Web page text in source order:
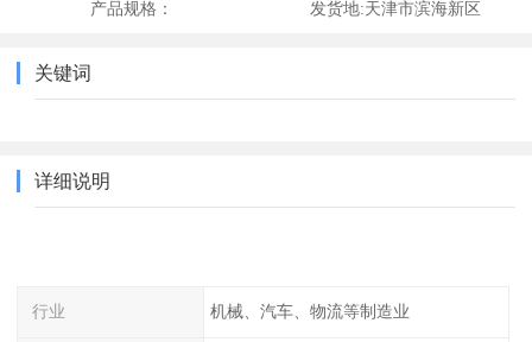
产品规格： 发货地:天津市滨海新区
关键词
详细说明
行业 机械、汽车、物流等制造业